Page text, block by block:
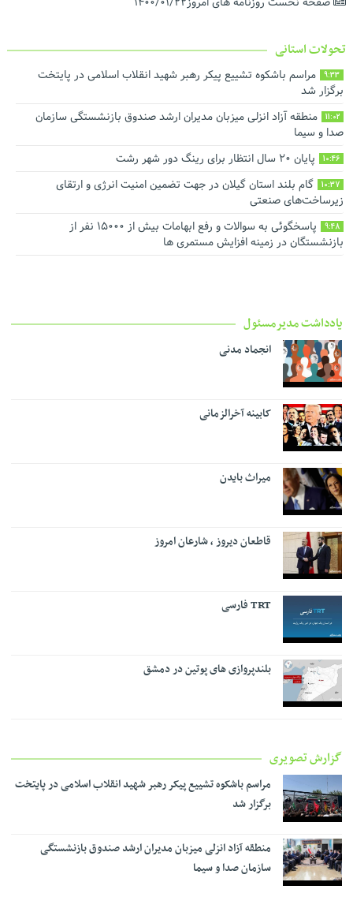
تحولات استانی
9:33
مراسم باشکوه تشییع پیکر رهبر شهید انقلاب اسلامی در پایتخت
برگزار شد
11:02
منطقه آزاد انزلی میزبان مدیران ارشد صندوق بازنشستگی سازمان
صدا و سیما
10:46 پایان ۲۰ سال انتظار برای رینگ دور شهر رشت
10:37
گام بلند استان گیلان در جهت تضمین امنیت انرژی و ارتقای
زیرساخت‌های صنعتی
9:48
پاسخگوئی به سوالات و رفع ابهامات بیش از ۱۵۰۰۰ نفر از
بازنشستگان در زمینه افزایش مستمری ها
یادداشت مدیرمسئول
انجماد مدنی
کابینه آخرالزمانی
میراث بایدن
قاطعان دیروز ، شارعان امروز
TRT فارسی
بلندپروازی های پوتین در دمشق
گزارش تصویری
مراسم باشکوه تشییع پیکر رهبر شهید انقلاب اسلامی در پایتخت
برگزار شد
منطقه آزاد انزلی میزبان مدیران ارشد صندوق بازنشستگی
سازمان صدا و سیما